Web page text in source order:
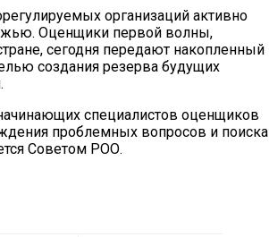
организаций активно
Оценщики первой волны,
сегодня передают накопленный
создания резерва будущих
специалистов оценщиков
проблемных вопросов и поиска
Советом РОО.